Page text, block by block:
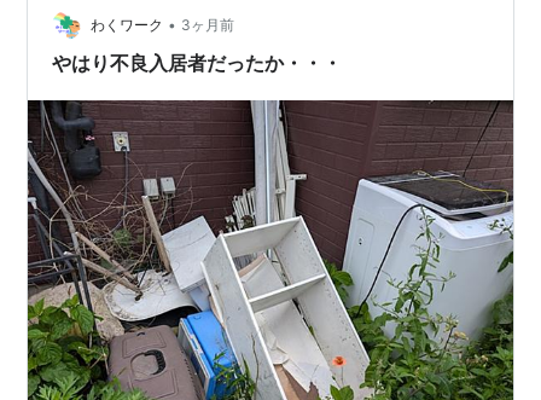
匂いがしていたのは、多頭飼育されていた猫の糞尿です
ね。 襖や壁に下手くそなDIYで貼り付けられてボロボロ
わくワーク • 3ヶ月前
やはり不良入居者だったか・・・